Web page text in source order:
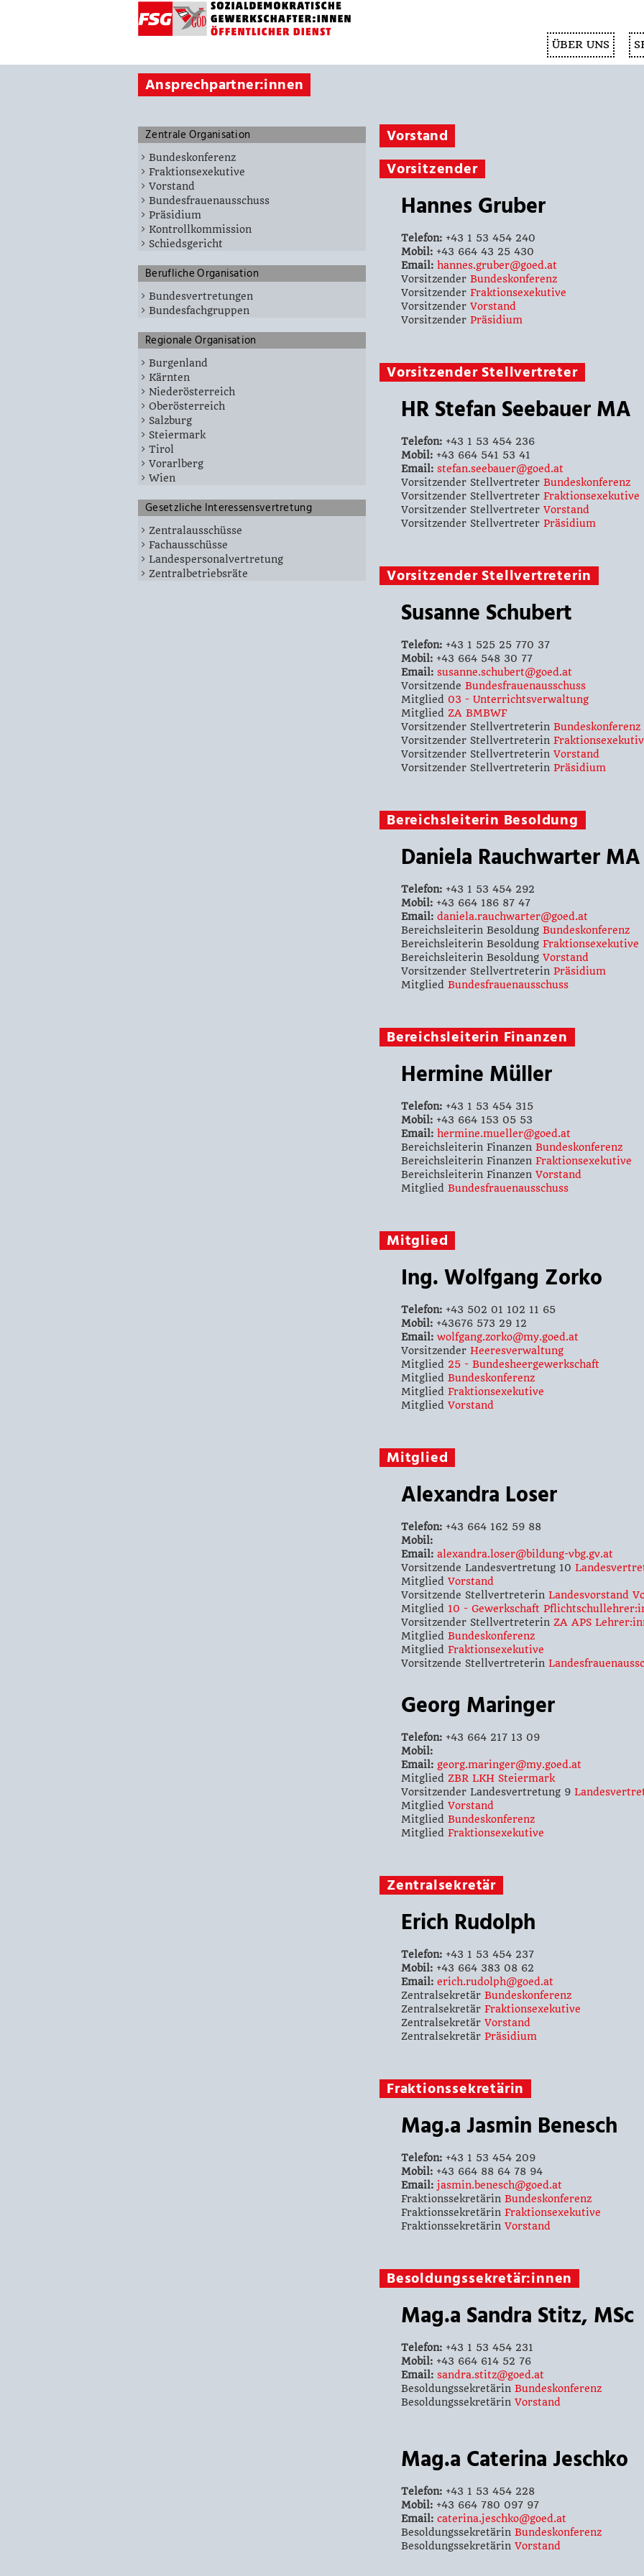
ÜBER UNS
Ansprechpartner:innen
Zentrale Organisation
Bundeskonferenz
Fraktionsexekutive
Vorstand
Bundesfrauenausschuss
Präsidium
Kontrollkommission
Schiedsgericht
Berufliche Organisation
Bundesvertretungen
Bundesfachgruppen
Regionale Organisation
Burgenland
Kärnten
Niederösterreich
Oberösterreich
Salzburg
Steiermark
Tirol
Vorarlberg
Wien
Gesetzliche Interessensvertretung
Zentralausschüsse
Fachausschüsse
Landespersonalvertretung
Zentralbetriebsräte
Vorstand
Vorsitzender
Hannes Gruber
Telefon:+43 1 53 454 240
Mobil:+43 664 43 25 430
Email: hannes.gruber@goed.at
Vorsitzender Bundeskonferenz
Vorsitzender Fraktionsexekutive
Vorsitzender Vorstand
Vorsitzender Präsidium
Vorsitzender Stellvertreter
HR Stefan Seebauer MA
Telefon:+43 1 53 454 236
Mobil:+43 664 541 53 41
Email: stefan.seebauer@goed.at
Vorsitzender Stellvertreter Bundeskonferenz
Vorsitzender Stellvertreter Fraktionsexekutive
Vorsitzender Stellvertreter Vorstand
Vorsitzender Stellvertreter Präsidium
Vorsitzender Stellvertreterin
Susanne Schubert
Telefon:+43 1 525 25 770 37
Mobil:+43 664 548 30 77
Email: susanne.schubert@goed.at
Vorsitzende Bundesfrauenausschuss
Mitglied 03 - Unterrichtsverwaltung
Mitglied ZA BMBWF
Vorsitzender Stellvertreterin Bundeskonferenz
Vorsitzender Stellvertreterin
Vorsitzender Stellvertreterin Vorstand
Vorsitzender Stellvertreterin Präsidium
Bereichsleiterin Besoldung
Daniela Rauchwarter MA
Telefon:+43 1 53 454 292
Mobil:+43 664 186 87 47
Email: daniela.rauchwarter@goed.at
Bereichsleiterin Besoldung Bundeskonferenz
Bereichsleiterin Besoldung Fraktionsexekutive
Bereichsleiterin Besoldung Vorstand
Vorsitzender Stellvertreterin Präsidium
Mitglied Bundesfrauenausschuss
Bereichsleiterin Finanzen
Hermine Müller
Telefon:+43 1 53 454 315
Mobil:+43 664 153 05 53
Email: hermine.mueller@goed.at
Bereichsleiterin Finanzen Bundeskonferenz
Bereichsleiterin Finanzen Fraktionsexekutive
Bereichsleiterin Finanzen Vorstand
Mitglied Bundesfrauenausschuss
Mitglied
Ing. Wolfgang Zorko
Telefon:+43 502 01 102 11 65
Mobil:+43676 573 29 12
Email: wolfgang.zorko@my.goed.at
Vorsitzender Heeresverwaltung
Mitglied 25 - Bundesheergewerkschaft
Mitglied Bundeskonferenz
Mitglied Fraktionsexekutive
Mitglied Vorstand
Mitglied
Alexandra Loser
Telefon:+43 664 162 59 88
Mobil:
Email: alexandra.loser@bildung-vbg.gv.at
Vorsitzende Landesvertretung 10
Mitglied Vorstand
Vorsitzende Stellvertreterin Landesvorstand
Mitglied 10 - Gewerkschaft
Vorsitzender Stellvertreterin ZA APS
Mitglied Bundeskonferenz
Mitglied Fraktionsexekutive
Vorsitzende Stellvertreterin
Georg Maringer
Telefon:+43 664 217 13 09
Mobil:
Email: georg.maringer@my.goed.at
Mitglied ZBR LKH Steiermark
Vorsitzender Landesvertretung 9
Mitglied Vorstand
Mitglied Bundeskonferenz
Mitglied Fraktionsexekutive
Zentralsekretär
Erich Rudolph
Telefon:+43 1 53 454 237
Mobil:+43 664 383 08 62
Email: erich.rudolph@goed.at
Zentralsekretär Bundeskonferenz
Zentralsekretär Fraktionsexekutive
Zentralsekretär Vorstand
Zentralsekretär Präsidium
Fraktionssekretärin
Mag.a Jasmin Benesch
Telefon:+43 1 53 454 209
Mobil:+43 664 88 64 78 94
Email: jasmin.benesch@goed.at
Fraktionssekretärin Bundeskonferenz
Fraktionssekretärin Fraktionsexekutive
Fraktionssekretärin Vorstand
Besoldungssekretär:innen
Mag.a Sandra Stitz, MSc
Telefon:+43 1 53 454 231
Mobil:+43 664 614 52 76
Email: sandra.stitz@goed.at
Besoldungssekretärin Bundeskonferenz
Besoldungssekretärin Vorstand
Mag.a Caterina Jeschko
Telefon:+43 1 53 454 228
Mobil:+43 664 780 097 97
Email: caterina.jeschko@goed.at
Besoldungssekretärin Bundeskonferenz
Besoldungssekretärin Vorstand